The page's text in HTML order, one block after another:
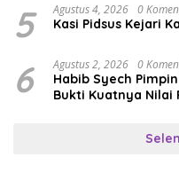
5 Agustus 4, 2026 0
Kasi Pidsus Kejari
6 Agustus 2, 2026 0
Habib Syech
Bukti Kuatnya Nilai